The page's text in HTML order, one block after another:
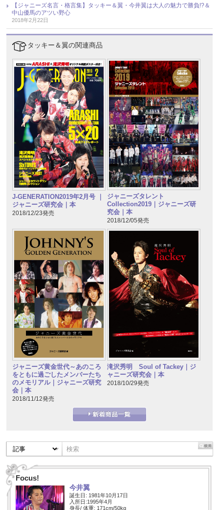
【ジャニーズ名言・格言集】タッキー＆翼・今井翼は大人の魅力で勝負!?＆
中山優馬のアツい野心
2018年2月22日
タッキー＆翼の関連商品
J-GENERATION2019年2月号 ｜
ジャニーズ研究会｜本
2018/12/23発売
ジャニーズタレント
Collection2019｜ジャニーズ研
究会｜本
2018/12/05発売
ジャニーズ黄金世代～あのころ
をともに過ごしたメンバーたち
のメモリアル｜ジャニーズ研究
会｜本
2018/11/12発売
滝沢秀明 Soul of Tackey｜ジ
ャニーズ研究会｜本
2018/10/29発売
Focus!
今井翼
誕生日: 1981年10月17日
入所日:1995年4月
身長/ 体重: 171cm/50kg